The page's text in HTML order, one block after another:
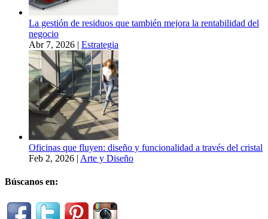
La gestión de residuos que también mejora la rentabilidad del
negocio
Abr 7, 2026 | Estrategia
Oficinas que fluyen: diseño y funcionalidad a través del cristal
Feb 2, 2026 | Arte y Diseño
Búscanos en: